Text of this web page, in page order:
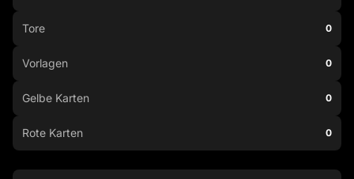
Tore 0
Vorlagen 0
Gelbe Karten 0
Rote Karten 0